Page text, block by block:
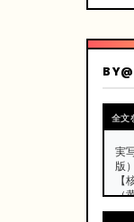
BY
全文
実
版）
【
（